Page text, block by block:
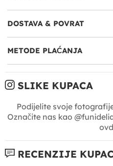
DOSTAVA & POVRAT
METODE PLAĆANJA
SLIKE KUPACA
Podijelite svoje
Označite nas kao
RECENZIJE